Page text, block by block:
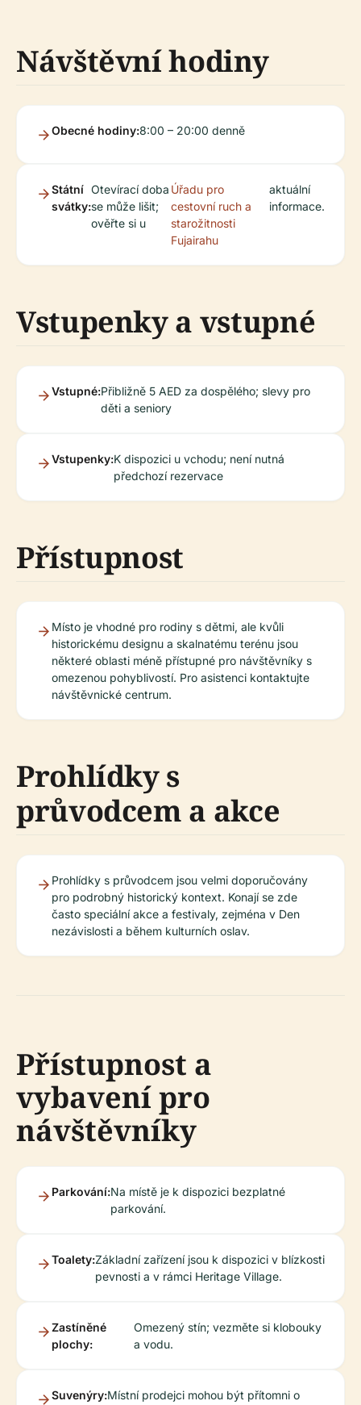
Návštěvní hodiny
Obecné hodiny:8:00 – 20:00 denně
Státní
svátky:
Otevírací doba
se může lišit;
ověřte si u
Úřadu pro
cestovní ruch a
starožitnosti
Fujairahu
aktuální
informace.
Vstupenky a vstupné
Vstupné:Přibližně 5 AED za dospělého; slevy pro
děti a seniory
Vstupenky:K dispozici u vchodu; není nutná
předchozí rezervace
Přístupnost
Místo je vhodné pro rodiny s dětmi, ale kvůli
historickému designu a skalnatému terénu jsou
některé oblasti méně přístupné pro návštěvníky s
omezenou pohyblivostí. Pro asistenci kontaktujte
návštěvnické centrum.
Prohlídky s
průvodcem a akce
Prohlídky s průvodcem jsou velmi doporučovány
pro podrobný historický kontext. Konají se zde
často speciální akce a festivaly, zejména v Den
nezávislosti a během kulturních oslav.
Přístupnost a
vybavení pro
návštěvníky
Parkování:Na místě je k dispozici bezplatné
parkování.
Toalety:Základní zařízení jsou k dispozici v blízkosti
pevnosti a v rámci Heritage Village.
Zastíněné
plochy:
Omezený stín; vezměte si klobouky
a vodu.
Suvenýry:Místní prodejci mohou být přítomni o